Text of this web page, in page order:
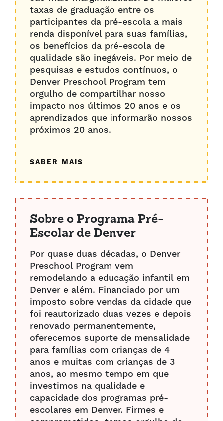
taxas de graduação entre os
participantes da pré-escola a mais
renda disponível para suas famílias,
os benefícios da pré-escola de
qualidade são inegáveis. Por meio de
pesquisas e estudos contínuos, o
Denver Preschool Program tem
orgulho de compartilhar nosso
impacto nos últimos 20 anos e os
aprendizados que informarão nossos
próximos 20 anos.
SABER MAIS
Sobre o Programa Pré-
Escolar de Denver
Por quase duas décadas, o Denver
Preschool Program vem
remodelando a educação infantil em
Denver e além. Financiado por um
imposto sobre vendas da cidade que
foi reautorizado duas vezes e depois
renovado permanentemente,
oferecemos suporte de mensalidade
para famílias com crianças de 4
anos e muitas com crianças de 3
anos, ao mesmo tempo em que
investimos na qualidade e
capacidade dos programas pré-
escolares em Denver. Firmes e